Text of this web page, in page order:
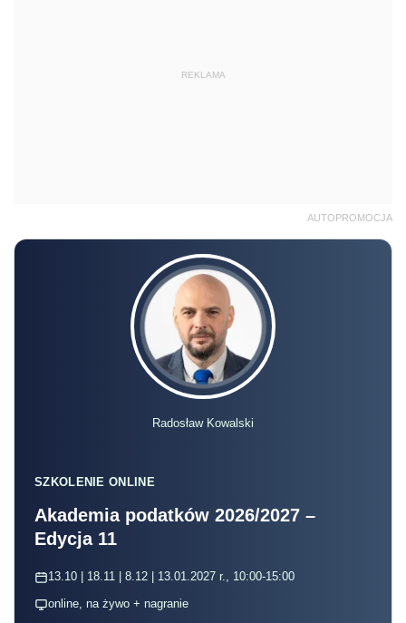
REKLAMA
AUTOPROMOCJA
Radosław Kowalski
SZKOLENIE ONLINE
Akademia podatków 2026/2027 –
Edycja 11
13.10 | 18.11 | 8.12 | 13.01.2027 r., 10:00-15:00
online, na żywo + nagranie